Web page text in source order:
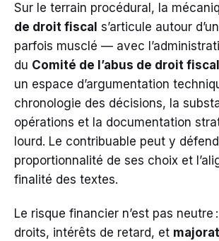
Sur le terrain procédural, la
de droit fiscal s’articule autour
parfois musclé — avec
du Comité de l’abus de droit fiscal
un espace d’argumentation
chronologie des décisions, la
opérations et la documentation
lourd. Le contribuable peut y
proportionnalité de ses choix et
finalité des textes.
Le risque financier n’est pas neutre
droits, intérêts de retard, et